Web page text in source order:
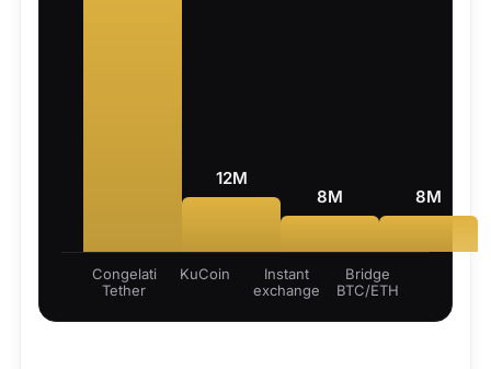
12M
8M
8M
Congelati
Tether
KuCoin
Instant
exchange
Bridge
BTC/ETH